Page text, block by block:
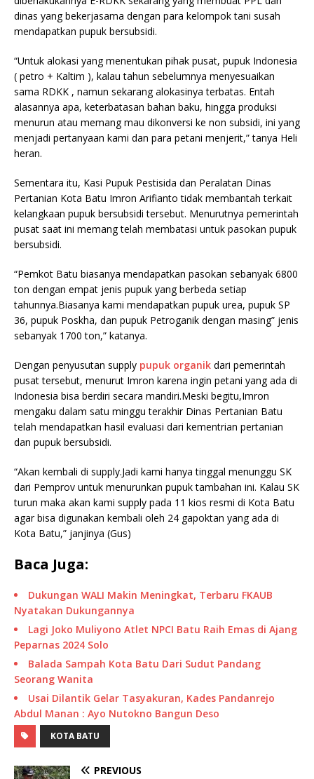
dinas yang bekerjasama dengan para kelompok tani susah
mendapatkan pupuk bersubsidi.
“Untuk alokasi yang menentukan pihak pusat, pupuk Indonesia
( petro + Kaltim ), kalau tahun sebelumnya menyesuaikan
sama RDKK , namun sekarang alokasinya terbatas. Entah
alasannya apa, keterbatasan bahan baku, hingga produksi
menurun atau memang mau dikonversi ke non subsidi, ini yang
menjadi pertanyaan kami dan para petani menjerit,” tanya Heli
heran.
Sementara itu, Kasi Pupuk Pestisida dan Peralatan Dinas
Pertanian Kota Batu Imron Arifianto tidak membantah terkait
kelangkaan pupuk bersubsidi tersebut. Menurutnya pemerintah
pusat saat ini memang telah membatasi untuk pasokan pupuk
bersubsidi.
“Pemkot Batu biasanya mendapatkan pasokan sebanyak 6800
ton dengan empat jenis pupuk yang berbeda setiap
tahunnya.Biasanya kami mendapatkan pupuk urea, pupuk SP
36, pupuk Poskha, dan pupuk Petroganik dengan masing” jenis
sebanyak 1700 ton,” katanya.
Dengan penyusutan supply pupuk organik dari pemerintah
pusat tersebut, menurut Imron karena ingin petani yang ada di
Indonesia bisa berdiri secara mandiri.Meski begitu,Imron
mengaku dalam satu minggu terakhir Dinas Pertanian Batu
telah mendapatkan hasil evaluasi dari kementrian pertanian
dan pupuk bersubsidi.
“Akan kembali di supply.Jadi kami hanya tinggal menunggu SK
dari Pemprov untuk menurunkan pupuk tambahan ini. Kalau SK
turun maka akan kami supply pada 11 kios resmi di Kota Batu
agar bisa digunakan kembali oleh 24 gapoktan yang ada di
Kota Batu,” janjinya (Gus)
Baca Juga:
Dukungan WALI Makin Meningkat, Terbaru FKAUB
Nyatakan Dukungannya
Lagi Joko Muliyono Atlet NPCI Batu Raih Emas di Ajang
Peparnas 2024 Solo
Balada Sampah Kota Batu Dari Sudut Pandang
Seorang Wanita
Usai Dilantik Gelar Tasyakuran, Kades Pandanrejo
Abdul Manan : Ayo Nutokno Bangun Deso
KOTA BATU
PREVIOUS